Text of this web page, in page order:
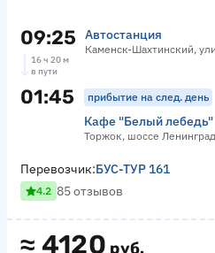
09:25 Автостанция
Каменск-Шахтинский,
16 ч 20 м
в пути
01:45 прибытие на след. день
Кафе "Белый лебедь"
Торжок, шоссе
≈ 4120 руб.
Перевозчик:БУС-ТУР 161
4.2 85 отзывов